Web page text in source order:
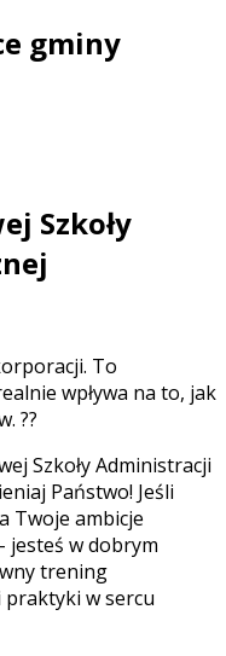
gminy
Szkoły
To
wpływa na to, jak
??
Szkoły Administracji
Państwo! Jeśli
Twoje ambicje
jesteś w dobrym
trening
praktyki w sercu